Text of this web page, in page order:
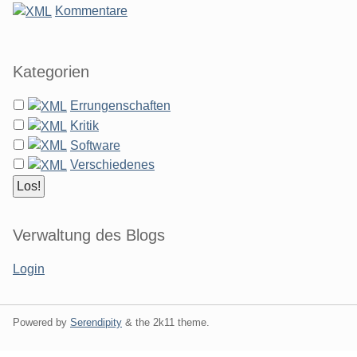
Kommentare
Kategorien
Errungenschaften
Kritik
Software
Verschiedenes
Verwaltung des Blogs
Login
Powered by Serendipity & the 2k11 theme.